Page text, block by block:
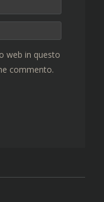
web in questo
commento.